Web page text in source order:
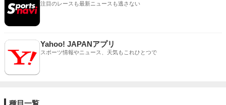
注目のレースも最新ニュースも逃さない
Yahoo! JAPANアプリ
スポーツ情報やニュース、天気もこれひとつで
種目一覧